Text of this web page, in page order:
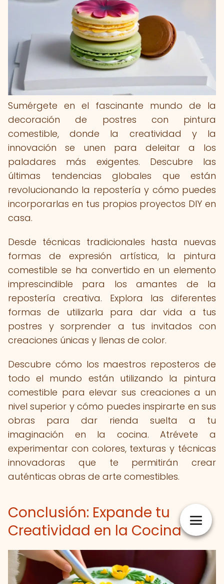
Sumérgete en el fascinante mundo de la
decoración de postres con pintura
comestible, donde la creatividad y la
innovación se unen para deleitar a los
paladares más exigentes. Descubre las
últimas tendencias globales que están
revolucionando la repostería y cómo puedes
incorporarlas en tus propios proyectos DIY en
casa.
Desde técnicas tradicionales hasta nuevas
formas de expresión artística, la pintura
comestible se ha convertido en un elemento
imprescindible para los amantes de la
repostería creativa. Explora las diferentes
formas de utilizarla para dar vida a tus
postres y sorprender a tus invitados con
creaciones únicas y llenas de color.
Descubre cómo los maestros reposteros de
todo el mundo están utilizando la pintura
comestible para elevar sus creaciones a un
nivel superior y cómo puedes inspirarte en sus
obras para dar rienda suelta a tu
imaginación en la cocina. Atrévete a
experimentar con colores, texturas y técnicas
innovadoras que te permitirán crear
auténticas obras de arte comestibles.
Conclusión: Expande tu
Creatividad en la Cocina